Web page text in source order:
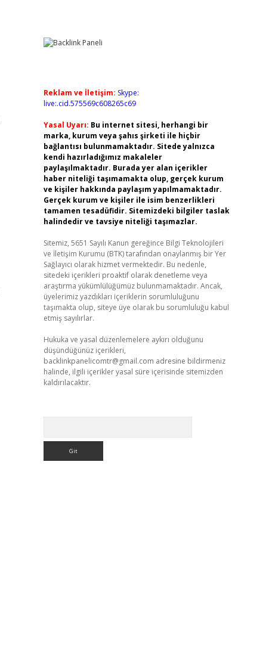
Reklam ve İletişim: Skype:
live:.cid.575569c608265c69
Yasal Uyarı: Bu internet sitesi, herhangi bir
marka, kurum veya şahıs şirketi ile hiçbir
bağlantısı bulunmamaktadır. Sitede yalnızca
kendi hazırladığımız makaleler
paylaşılmaktadır. Burada yer alan içerikler
haber niteliği taşımamakta olup, gerçek kurum
ve kişiler hakkında paylaşım yapılmamaktadır.
Gerçek kurum ve kişiler ile isim benzerlikleri
tamamen tesadüfidir. Sitemizdeki bilgiler taslak
halindedir ve tavsiye niteliği taşımazlar.
Sitemiz, 5651 Sayılı Kanun gereğince Bilgi Teknolojileri
ve İletişim Kurumu (BTK) tarafından onaylanmış bir Yer
Sağlayıcı olarak hizmet vermektedir. Bu nedenle,
sitedeki içerikleri proaktif olarak denetleme veya
araştırma yükümlülüğümüz bulunmamaktadır. Ancak,
üyelerimiz yazdıkları içeriklerin sorumluluğunu
taşımakta olup, siteye üye olarak bu sorumluluğu kabul
etmiş sayılırlar.
Hukuka ve yasal düzenlemelere aykırı olduğunu
düşündüğünüz içerikleri,
backlinkpanelicomtr@gmail.com adresine bildirmeniz
halinde, ilgili içerikler yasal süre içerisinde sitemizden
kaldırılacaktır.